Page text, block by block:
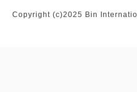
Copyright (c)2025 Bin